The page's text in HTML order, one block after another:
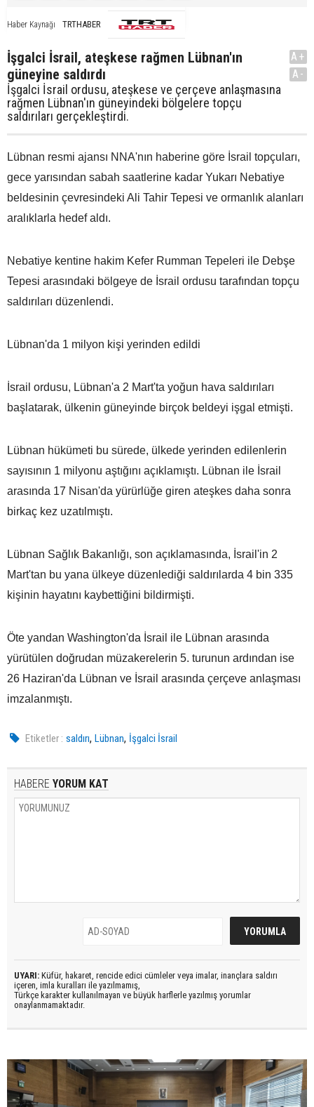
Haber Kaynağı TRTHABER
İşgalci İsrail, ateşkese rağmen Lübnan'ın
güneyine saldırdı
İşgalci İsrail ordusu, ateşkese ve çerçeve anlaşmasına
rağmen Lübnan'ın güneyindeki bölgelere topçu
saldırıları gerçekleştirdi.
A+
A-
Lübnan resmi ajansı NNA'nın haberine göre İsrail topçuları,
gece yarısından sabah saatlerine kadar Yukarı Nebatiye
beldesinin çevresindeki Ali Tahir Tepesi ve ormanlık alanları
aralıklarla hedef aldı.
Nebatiye kentine hakim Kefer Rumman Tepeleri ile Debşe
Tepesi arasındaki bölgeye de İsrail ordusu tarafından topçu
saldırıları düzenlendi.
Lübnan'da 1 milyon kişi yerinden edildi
İsrail ordusu, Lübnan'a 2 Mart'ta yoğun hava saldırıları
başlatarak, ülkenin güneyinde birçok beldeyi işgal etmişti.
Lübnan hükümeti bu sürede, ülkede yerinden edilenlerin
sayısının 1 milyonu aştığını açıklamıştı. Lübnan ile İsrail
arasında 17 Nisan'da yürürlüğe giren ateşkes daha sonra
birkaç kez uzatılmıştı.
Lübnan Sağlık Bakanlığı, son açıklamasında, İsrail'in 2
Mart'tan bu yana ülkeye düzenlediği saldırılarda 4 bin 335
kişinin hayatını kaybettiğini bildirmişti.
Öte yandan Washington'da İsrail ile Lübnan arasında
yürütülen doğrudan müzakerelerin 5. turunun ardından ise
26 Haziran'da Lübnan ve İsrail arasında çerçeve anlaşması
imzalanmıştı.
Etiketler : saldırı,Lübnan, İşgalci İsrail
HABERE YORUM KAT
UYARI: Küfür, hakaret, rencide edici cümleler veya imalar, inançlara saldırı
içeren, imla kuralları ile yazılmamış,
Türkçe karakter kullanılmayan ve büyük harflerle yazılmış yorumlar
onaylanmamaktadır.